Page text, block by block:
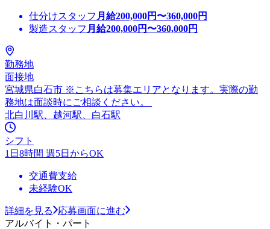
仕分けスタッフ 月給200,000円〜360,000円
製造スタッフ 月給200,000円〜360,000円
勤務地
面接地
宮城県白石市 ※こちらは募集エリアとなります。実際の勤
務地は面談時にご相談ください。
北白川駅、越河駅、白石駅
シフト
1日8時間 週5日からOK
交通費支給
未経験OK
詳細を見る
応募画面に進む
アルバイト・パート